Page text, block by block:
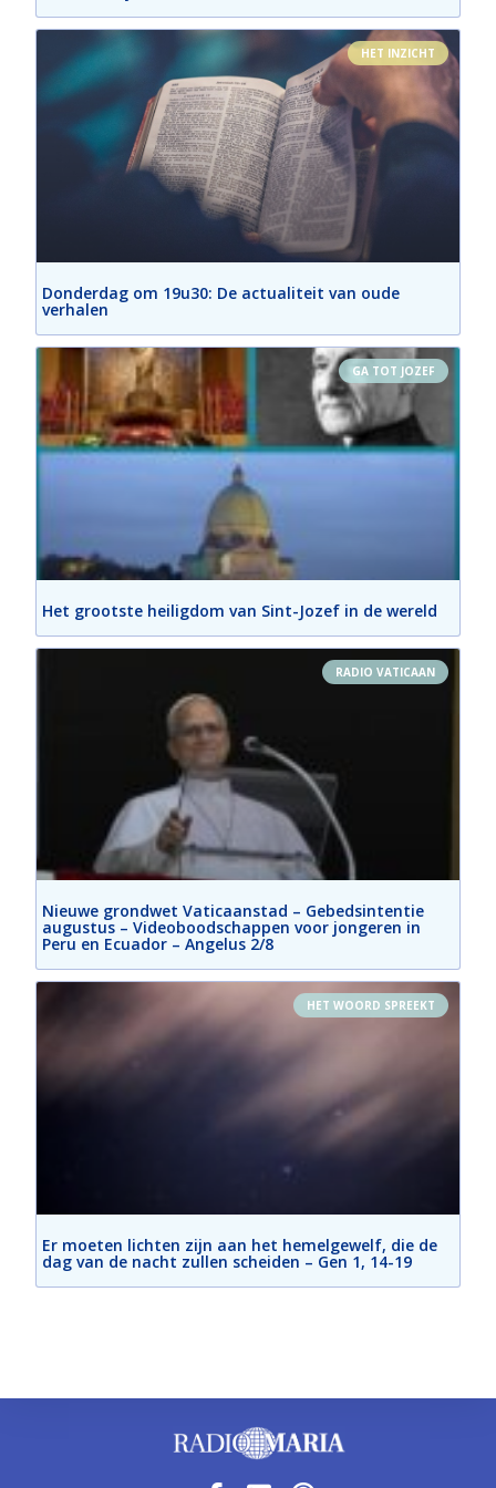
HET INZICHT
Donderdag om 19u30: De actualiteit van oude
verhalen
GA TOT JOZEF
Het grootste heiligdom van Sint-Jozef in de wereld
RADIO VATICAAN
Nieuwe grondwet Vaticaanstad – Gebedsintentie
augustus – Videoboodschappen voor jongeren in
Peru en Ecuador – Angelus 2/8
HET WOORD SPREEKT
Er moeten lichten zijn aan het hemelgewelf, die de
dag van de nacht zullen scheiden – Gen 1, 14-19